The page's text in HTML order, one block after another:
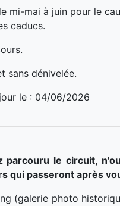
mi-mai à juin pour le
caducs.
sans dénivelée.
le : 04/06/2026
parcouru le circuit,
qui passeront après
(galerie photo